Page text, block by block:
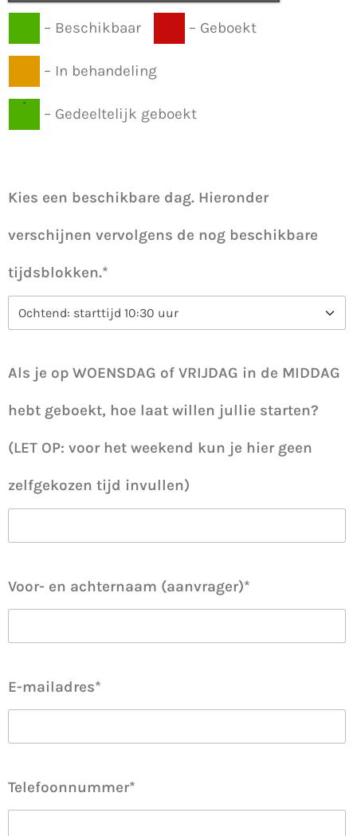
– Beschikbaar – Geboekt
– In behandeling
·
– Gedeeltelijk geboekt
Kies een beschikbare dag. Hieronder
verschijnen vervolgens de nog beschikbare
tijdsblokken.*
Als je op WOENSDAG of VRIJDAG in de MIDDAG
hebt geboekt, hoe laat willen jullie starten?
(LET OP: voor het weekend kun je hier geen
zelfgekozen tijd invullen)
Voor- en achternaam (aanvrager)*
E-mailadres*
Telefoonnummer*